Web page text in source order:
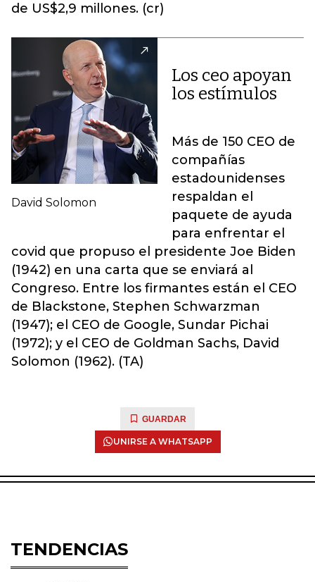
de US$2,9 millones. (cr)
David Solomon
Los ceo apoyan
los estímulos
Más de 150 CEO de
compañías
estadounidenses
respaldan el
paquete de ayuda
para enfrentar el
covid que propuso el presidente Joe Biden
(1942) en una carta que se enviará al
Congreso. Entre los firmantes están el CEO
de Blackstone, Stephen Schwarzman
(1947); el CEO de Google, Sundar Pichai
(1972); y el CEO de Goldman Sachs, David
Solomon (1962). (TA)
GUARDAR
UNIRSE A WHATSAPP
TENDENCIAS